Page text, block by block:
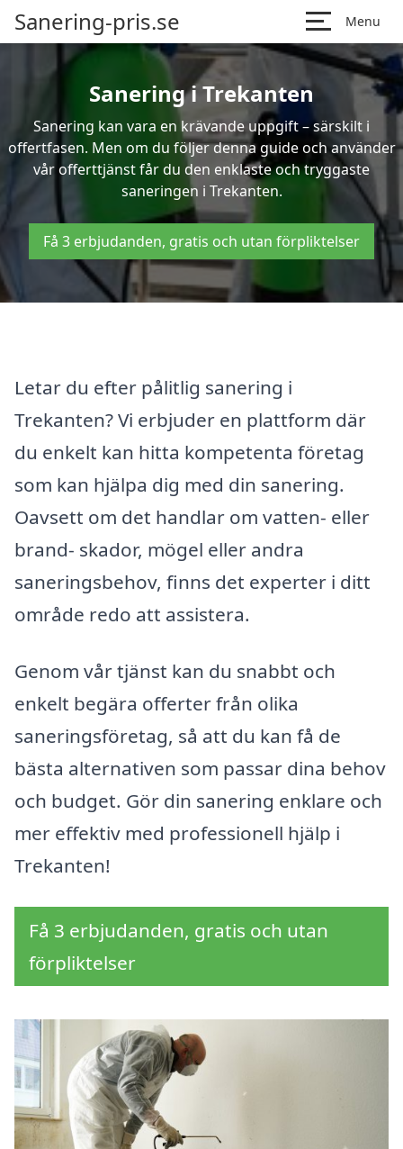
Sanering-pris.se Menu
Sanering i Trekanten
Sanering kan vara en krävande uppgift – särskilt i
offertfasen. Men om du följer denna guide och använder
vår offerttjänst får du den enklaste och tryggaste
saneringen i Trekanten.
Få 3 erbjudanden, gratis och utan förpliktelser
Letar du efter pålitlig sanering i
Trekanten? Vi erbjuder en plattform där
du enkelt kan hitta kompetenta företag
som kan hjälpa dig med din sanering.
Oavsett om det handlar om vatten- eller
brand- skador, mögel eller andra
saneringsbehov, finns det experter i ditt
område redo att assistera.
Genom vår tjänst kan du snabbt och
enkelt begära offerter från olika
saneringsföretag, så att du kan få de
bästa alternativen som passar dina behov
och budget. Gör din sanering enklare och
mer effektiv med professionell hjälp i
Trekanten!
Få 3 erbjudanden, gratis och utan
förpliktelser